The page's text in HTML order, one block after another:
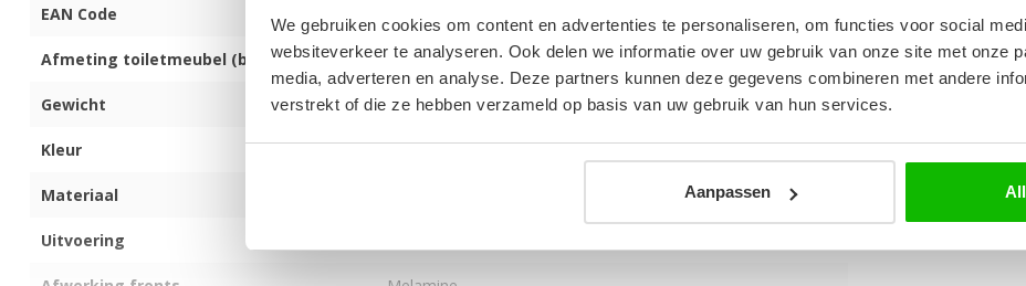
We gebruiken cookies om content en advertenties te personaliseren, om functies voor social
websiteverkeer te analyseren. Ook delen we informatie over uw gebruik van onze site met onze
media, adverteren en analyse. Deze partners kunnen deze gegevens combineren met andere
verstrekt of die ze hebben verzameld op basis van uw gebruik van hun services.
Aanpassen
EAN Code 8720171728405
Afmeting toiletmeubel (b x d x h) 40 x 22 x 53 cm
Gewicht 18 kg
Kleur Walnoot bruin
Materiaal
Uitvoering